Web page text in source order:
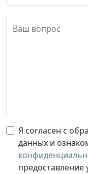
Ваш вопрос
Я согласен с
данных и
предоставление